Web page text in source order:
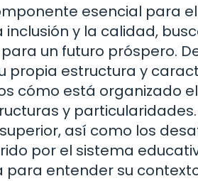
esencial para
y la calidad,
un futuro próspero.
propia estructura y
cómo está organizado
y
así como los
por el sistema
entender su